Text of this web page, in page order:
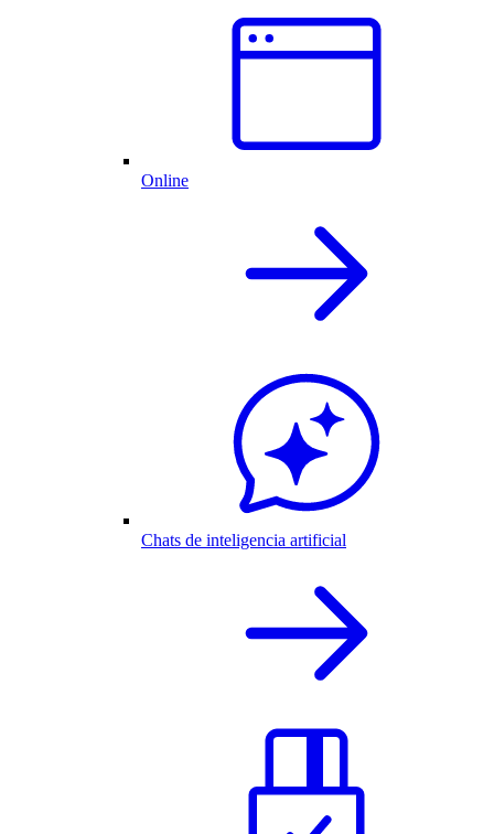
Online
Chats de inteligencia artificial